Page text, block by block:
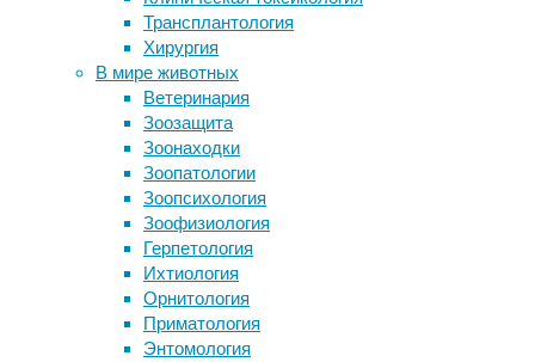
Трансплантология
Хирургия
В мире животных
Ветеринария
Зоозащита
Зоонаходки
Зоопатологии
Зоопсихология
Зоофизиология
Герпетология
Ихтиология
Орнитология
Приматология
Энтомология
ребенка
07/07/2025,
14:24
07/07/2025
беременность,
гинекология,
дети,
медицина,
онкология
Кристина-
Эвморфия
Кампици
Отцовство в зрелом возрасте несет
угрозу как для будущего ребенка,
так и для его матери
Синхронизация мозга во время
социального взаимодействия
оказалась выше у незнакомцев
Чтобы имплантаты не обрастали
шрамами, они должны двигаться
Следите за новостями